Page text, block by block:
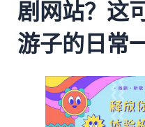
剧网站？这
游子的日常